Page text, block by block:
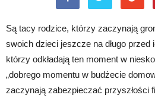
Są tacy rodzice, którzy zaczynają
swoich dzieci jeszcze na długo przed
którzy odkładają ten moment w
„dobrego momentu w budżecie
zaczynają zabezpieczać przyszłości